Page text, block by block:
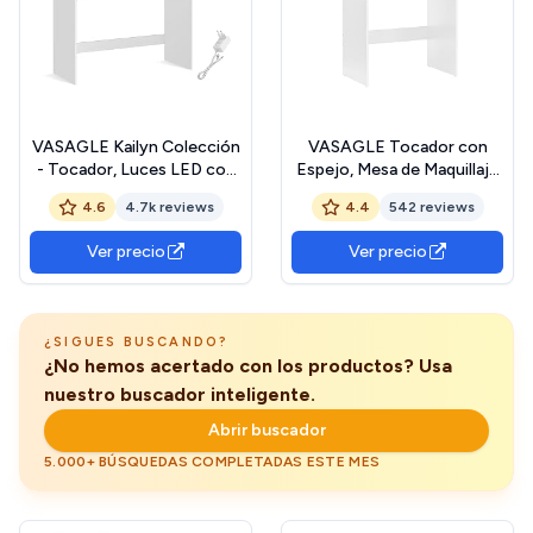
VASAGLE Kailyn Colección
- Tocador, Luces LED con
Brillo Ajustable, Mesa de
Maquillaje con Espejo, 2
Cajones y 3
Compartimentos, Moderno,
Blanco RDT164W01
4.6 4.7k reviews
Ver precio
VASAGLE Tocador con
Espejo, Mesa de Maquillaje
con Armario y cajón con
Espejo, Estantes
Ajustables, Estilo Moderno,
70 x 40 x 136 cm, Blanco
RDT118W01
4.4 542 reviews
Ver precio
¿SIGUES BUSCANDO?
¿No hemos acertado con los productos? Usa
nuestro buscador inteligente.
Abrir buscador
5.000+ BÚSQUEDAS COMPLETADAS ESTE MES